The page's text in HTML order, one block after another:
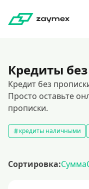
Кредиты
Кредит без
Просто оставьте
прописки.
кредиты наличными
Сортировка:Сумма